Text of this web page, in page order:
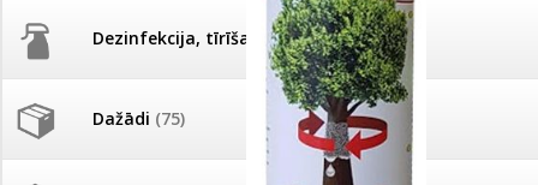
Dezinfekcija, tīrīšana, mazgāšana(29)
Dažādi (75)
Ievešanas atļaujas 2025
Visas datu drošības lapas (DDL)
vienuviet